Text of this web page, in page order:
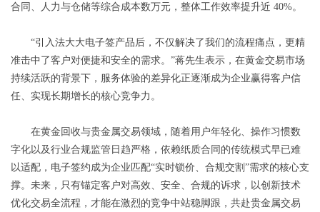
合同、人力与仓储等综合成本数万元，整体工作效率提升近 40%。
“引入法大大电子签产品后，不仅解决了我们的流程痛点，更精
准击中了客户对便捷和安全的需求。”蒋先生表示，在黄金交易市场
持续活跃的背景下，服务体验的差异化正逐渐成为企业赢得客户信
任、实现长期增长的核心竞争力。
在黄金回收与贵金属交易领域，随着用户年轻化、操作习惯数
字化以及行业合规监管日趋严格，依赖纸质合同的传统模式早已难
以适配，电子签约成为企业匹配“实时锁价、合规交割”需求的核心支
撑。未来，只有锚定客户对高效、安全、合规的诉求，以创新技术
优化交易全流程，才能在激烈的竞争中站稳脚跟，共赴贵金属交易